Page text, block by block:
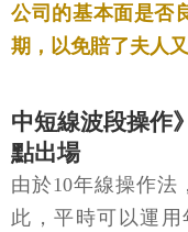
公司的基本面是否
期，以免賠了夫人
中短線波段操作
點出場
由於10年線操作法
此，平時可以運